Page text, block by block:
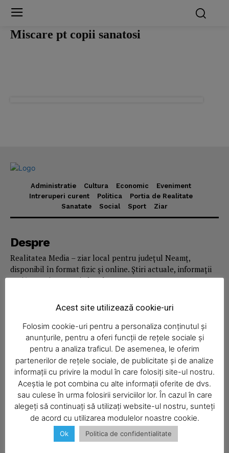
SUBSCRIBE NOW
Company
Miscare pt copii sanatosi
Administratie Cultura Economic
Eveniment
Intreruperi curent
Politica
Portia de Realitate
Sanatate
Social Sport Ziar
Despre
Realitatea Media – ziar local pentru județul Neamț,
disponibil în format fizic și online. Știri actuale, informații
verificate și reportaje locale.
Economic
Acasă
Economic
Politica
Sport
Acest site utilizează cookie-uri
Folosim cookie-uri pentru a personaliza conținutul și
anunțurile, pentru a oferi funcții de rețele sociale și
pentru a analiza traficul. De asemenea, le oferim
partenerilor de rețele sociale, de publicitate și de analize
informații cu privire la modul în care folosiți site-ul nostru.
Aceștia le pot combina cu alte informații oferite de dvs.
sau culese în urma folosirii serviciilor lor. În cazul în care
alegeți să continuați să utilizați website-ul nostru, sunteți
de acord cu utilizarea modulelor noastre cookie.
Ok Politica de confidentialitate